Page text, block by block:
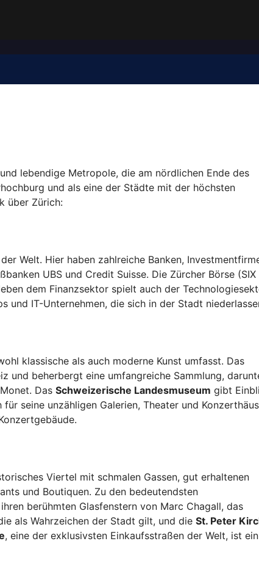
lebendige Metropole, die am nördlichen Ende des
und als eine der Städte mit der höchsten
über Zürich:
Welt. Hier haben zahlreiche Banken,
UBS und Credit Suisse. Die Zürcher Börse (SIX
dem Finanzsektor spielt auch der
und IT-Unternehmen, die sich in der Stadt
klassische als auch moderne Kunst umfasst. Das
und beherbergt eine umfangreiche Sammlung,
Das Schweizerische Landesmuseum gibt
seine unzähligen Galerien, Theater und
Viertel mit schmalen Gassen, gut erhaltenen
und Boutiquen. Zu den bedeutendsten
berühmten Glasfenstern von Marc Chagall, das
als Wahrzeichen der Stadt gilt, und die St. Peter
, eine der exklusivsten Einkaufsstraßen der Welt, ist ein